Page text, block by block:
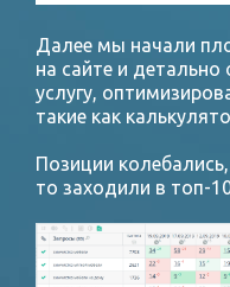
Далее мы начали
на сайте и
услугу,
такие как
Позиции
то заходили в топ-